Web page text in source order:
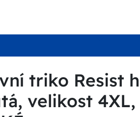
triko Resist
velikost 4XL,